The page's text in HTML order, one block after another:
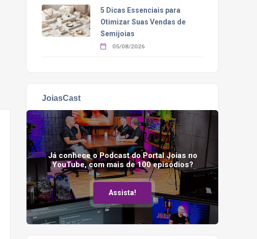
5 Dicas Essenciais para
Otimizar Suas Vendas de
Semijoias
05/08/2026
JoiasCast
Já conhece o Podcast do Portal Joias no
YouTube, com mais de 100 episódios?
Assista!